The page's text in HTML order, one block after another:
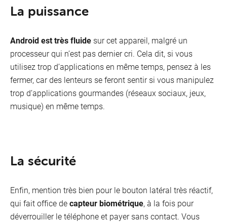
La puissance
Android est très fluide sur cet appareil, malgré un
processeur qui n’est pas dernier cri. Cela dit, si vous
utilisez trop d’applications en même temps, pensez à les
fermer, car des lenteurs se feront sentir si vous manipulez
trop d’applications gourmandes (réseaux sociaux, jeux,
musique) en même temps.
La sécurité
Enfin, mention très bien pour le bouton latéral très réactif,
qui fait office decapteur biométrique, à la fois pour
déverrouiller le téléphone et payer sans contact. Vous